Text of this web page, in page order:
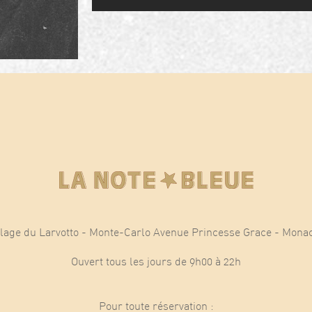
du Larvotto - Monte-Carlo Avenue Princesse Grace -
Ouvert tous les jours de 9h00 à 22h
Pour toute réservation :